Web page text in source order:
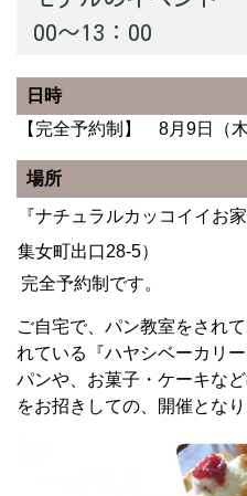
00～13：00
日時
【完全予約制】 8月9日
場所
『ナチュラルカッコイイお
集女町出口28-5）
完全予約制です。
ご自宅で、パン教室をされ
れている『ハヤシベーカリ
パンや、お菓子・ケーキな
をお招きしての、開催となり